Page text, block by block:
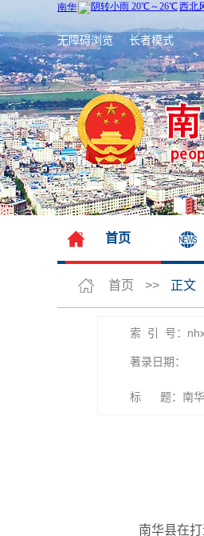
无障碍浏览 长者模式
首页
首页 >> 正文
索 引 号：
著录日期：
标 题：南华
南华县在